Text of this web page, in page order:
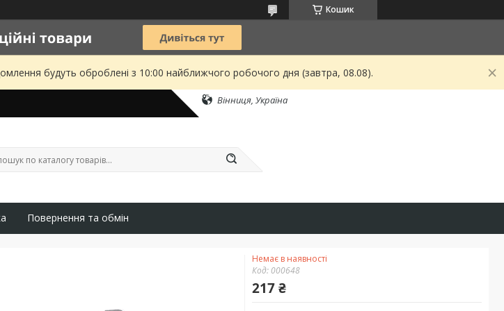
Кошик
будуть оброблені з 10:00 найближчого робочого дня (завтра, 08.08).
Вінниця, Україна
Повернення та обмін
Немає в наявності
Код: 000648
217 ₴